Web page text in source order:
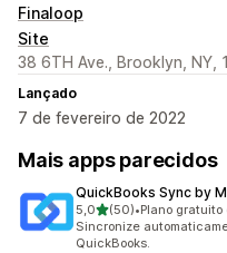
Finaloop
Site
38 6TH Ave., Brooklyn, NY,
Lançado
7 de fevereiro de 2022
Mais apps parecidos
QuickBooks Sync by
5,0de 5 estrelas
(50)
50 avaliações ao todo
•Plano gratuito
Sincronize
QuickBooks.